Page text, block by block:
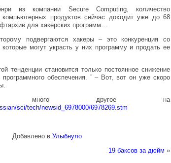
из компании Secure Computing, количество
компьютерных продуктов сейчас доходит уже до 68
для хакерских программ…
подвергаются хакеры – это конкуренция со
которые могут украсть у них программу и продать ее
тенденции становится только постоянное снижение
программного обеспечения. ” – Вот, вот он уже скоро
другое на
sci/tech/newsid_6978000/6978269.stm
Добавлено в Улыбнуло
19 баксов за дюйм »